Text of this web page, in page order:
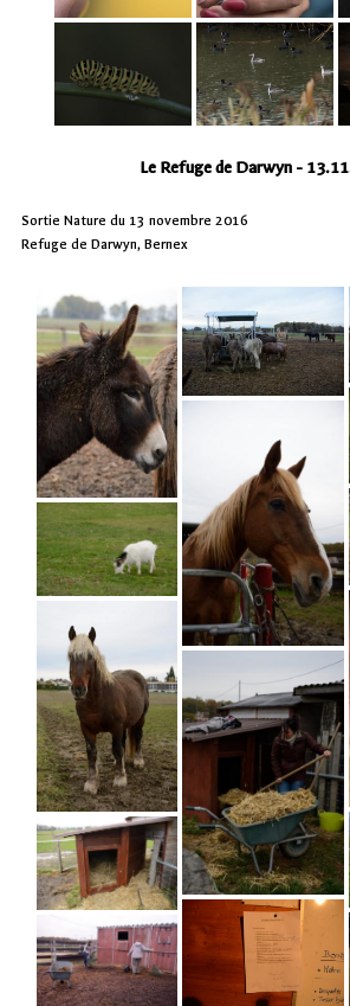
Le Refuge de Darwyn -
Sortie Nature du 13 novembre 2016
Refuge de Darwyn, Bernex